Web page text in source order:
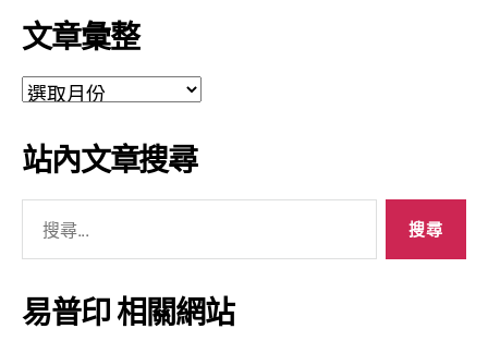
文章彙整
文
彙
整
站內文章搜尋
關
鍵
字:
易普印 相關網站